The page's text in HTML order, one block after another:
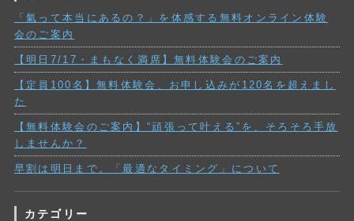
「氣って本当にあるの？」を体感する無料オンライン体験
会のご案内
【明日7/17・まもなく満席】無料体験会のご案内
【定員100名】無料体験会、お申し込みが120名を超えまし
た
【無料体験会のご案内】“頑張って叶える”を、そろそろ手放
しませんか？
早割は明日まで。「最適なタイミング」について
カテゴリー